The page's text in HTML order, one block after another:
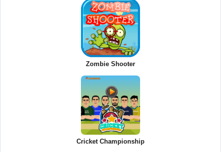
Zombie Shooter
Cricket Championship